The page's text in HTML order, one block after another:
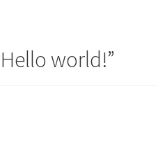
Hello world!”